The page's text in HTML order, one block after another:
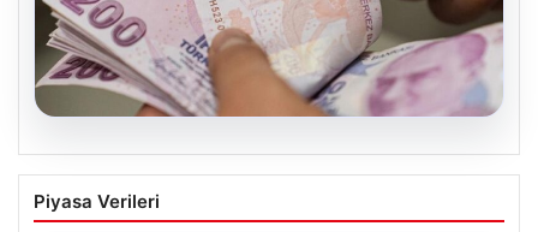
05.08.2026
2026 Kurban Bayramı Emekli
İkramiyeleri Ne Zaman Ödenecek?
Piyasa Verileri